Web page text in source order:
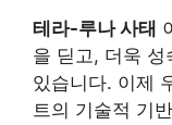
테라-루나 사태
을 딛고, 더욱 성
있습니다. 이제
트의 기술적 기